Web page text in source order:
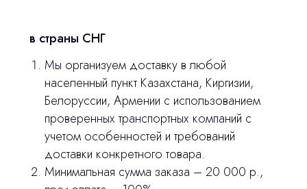
в страны СНГ
Мы организуем доставку в любой
населенный пункт Казахстана, Киргизии,
Белоруссии, Армении с использованием
проверенных транспортных компаний с
учетом особенностей и требований
доставки конкретного товара.
Минимальная сумма заказа – 20 000 р.,
3D печать
Лицензирование
Оплата и доставка
Контакты